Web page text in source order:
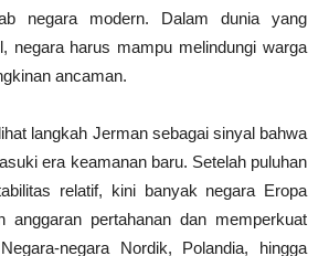
negara modern. Dalam dunia yang
negara harus mampu melindungi warga
ancaman.
langkah Jerman sebagai sinyal bahwa
era keamanan baru. Setelah puluhan
relatif, kini banyak negara Eropa
anggaran pertahanan dan memperkuat
negara Nordik, Polandia, hingga